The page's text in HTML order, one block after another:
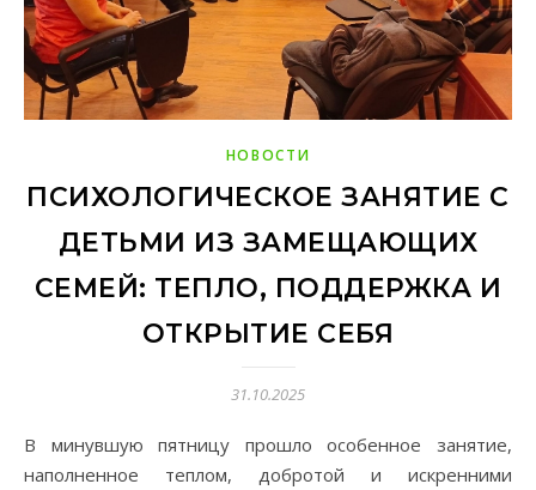
НОВОСТИ
ПСИХОЛОГИЧЕСКОЕ ЗАНЯТИЕ С
ДЕТЬМИ ИЗ ЗАМЕЩАЮЩИХ
СЕМЕЙ: ТЕПЛО, ПОДДЕРЖКА И
ОТКРЫТИЕ СЕБЯ
31.10.2025
В минувшую пятницу прошло особенное занятие,
наполненное теплом, добротой и искренними